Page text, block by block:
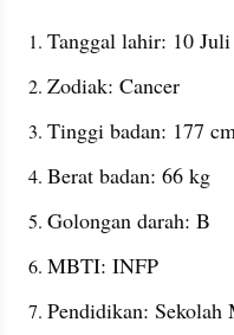
Tanggal lahir: 10
Zodiak: Cancer
Tinggi badan: 177 cm
Berat badan: 66 kg
Golongan darah: B
MBTI: INFP
Pendidikan: Sekolah